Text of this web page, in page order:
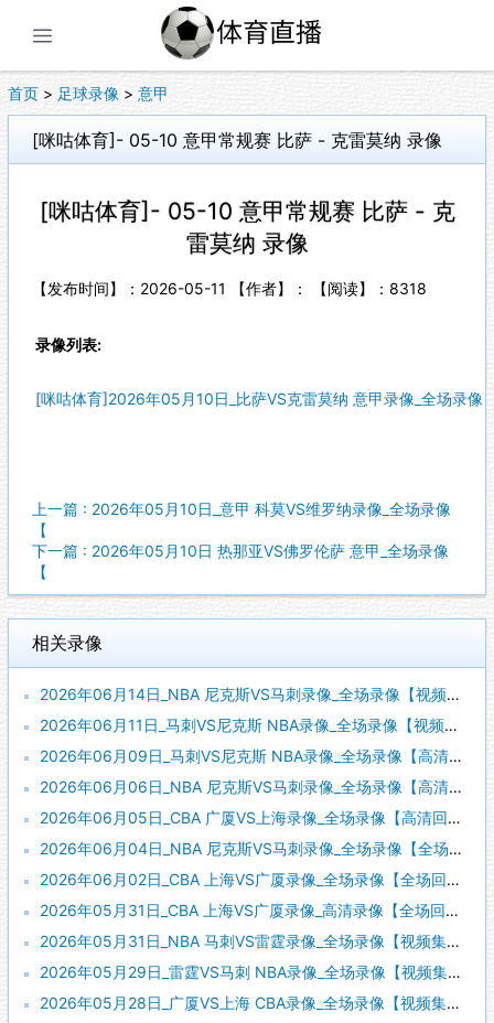
首页 > 足球录像 > 意甲
[咪咕体育]- 05-10 意甲常规赛 比萨 - 克雷莫纳 录像
[咪咕体育]- 05-10 意甲常规赛 比萨 - 克
雷莫纳 录像
【发布时间】：2026-05-11 【作者】： 【阅读】： 8318
录像列表:
[咪咕体育]2026年05月10日_比萨VS克雷莫纳 意甲录像_全场录像
上一篇 : 2026年05月10日_意甲 科莫VS维罗纳录像_全场录像
【
下一篇 : 2026年05月10日 热那亚VS佛罗伦萨 意甲_全场录像
【
相关录像
2026年06月14日_NBA 尼克斯VS马刺录像_全场录像【视频集锦】
2026年06月11日_马刺VS尼克斯 NBA录像_全场录像【视频集锦】
2026年06月09日_马刺VS尼克斯 NBA录像_全场录像【高清回放】
2026年06月06日_NBA 尼克斯VS马刺录像_全场录像【高清回放】
2026年06月05日_CBA 广厦VS上海录像_全场录像【高清回放】
2026年06月04日_NBA 尼克斯VS马刺录像_全场录像【全场回放】
2026年06月02日_CBA 上海VS广厦录像_全场录像【全场回放】
2026年05月31日_CBA 上海VS广厦录像_高清录像【全场回放】
2026年05月31日_NBA 马刺VS雷霆录像_全场录像【视频集锦】
2026年05月29日_雷霆VS马刺 NBA录像_全场录像【视频集锦】
2026年05月28日_广厦VS上海 CBA录像_全场录像【视频集锦】